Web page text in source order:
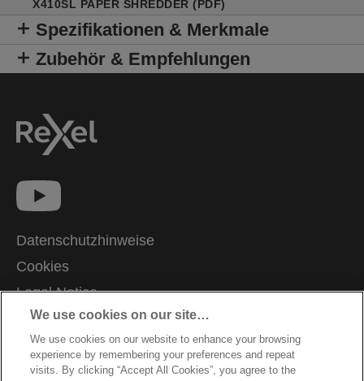
X410SL PAPER SHREDDER (PDF)
Spezifikationen & Merkmale
Zubehör & Empfehlungen
Datenschutzhinweise
Cookies
Legal Notice
Impressum
Meine Daten verwalten
Kundenservice
We use cookies on our site…
We use cookies on our website to enhance your browsing
experience by remembering your preferences and repeat
visits. By clicking “Accept All Cookies”, you agree to the